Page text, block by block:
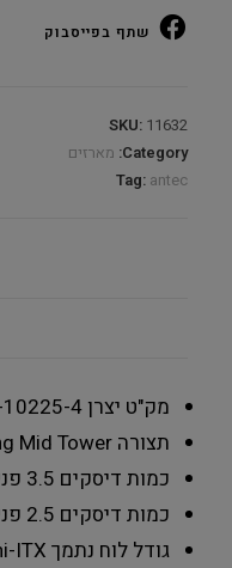
שתף בפייסבוק
SKU: 11632
Category: מארזים
Tag: antec
מק"ט יצרן4
תצורהMid Tower
כמות דיסקים 3.5 פנימיים
כמות דיסקים 2.5 פנימיים
גודל לוח נתמך ITX